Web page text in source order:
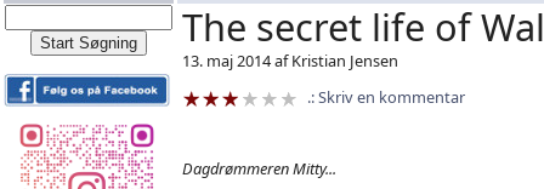
The secret life of
13. maj 2014 af Kristian Jensen
Skriv en kommentar
Dagdrømmeren Mitty...